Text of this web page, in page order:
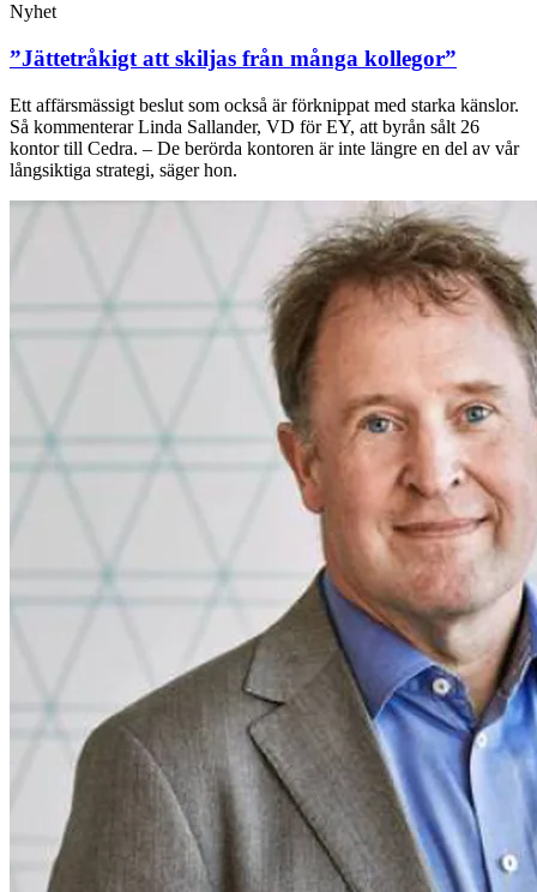
Nyhet
”Jättetråkigt att skiljas från många kollegor”
Ett affärsmässigt beslut som också är förknippat med starka känslor.
Så kommenterar Linda Sallander, VD för EY, att byrån sålt 26
kontor till Cedra. – De berörda kontoren är inte längre en del av vår
långsiktiga strategi, säger hon.